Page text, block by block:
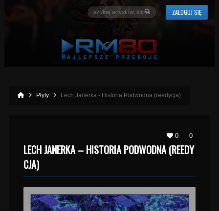
ZALOGUJ SIĘ
Płyty Lech Janerka - Historia Podwodna (reedycja)
0 0
LECH JANERKA – HISTORIA PODWODNA (REEDY
CJA)